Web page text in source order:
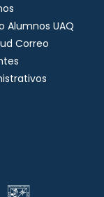
Alumnos UAQ
Correo